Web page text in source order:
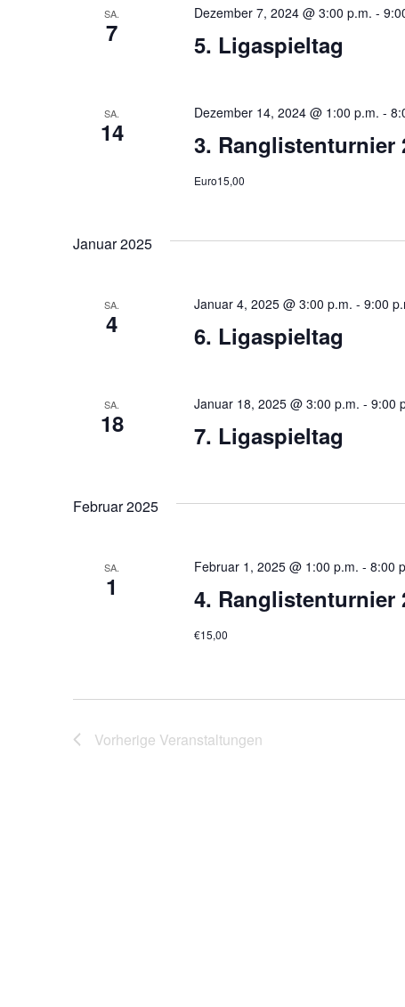
SA.
7 5. Ligaspieltag
Dezember 7, 2024 @ 3:00 p.m. -
SA.
14 3. Ranglistenturnier
Dezember 14, 2024 @ 1:00 p.m. -
Euro15,00
Januar 2025
SA.
4 6. Ligaspieltag
Januar 4, 2025 @ 3:00 p.m. - 9:00
SA.
18 7. Ligaspieltag
Januar 18, 2025 @ 3:00 p.m. - 9:00
Februar 2025
SA.
1 4. Ranglistenturnier
Februar 1, 2025 @ 1:00 p.m. - 8:00
€15,00
Vorherige Veranstaltungen